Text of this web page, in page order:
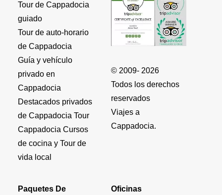
Tour de Cappadocia
guiado
Tour de auto-horario
de Cappadocia
Guía y vehículo
privado en
Cappadocia
Destacados privados
de Cappadocia Tour
Cappadocia Cursos
de cocina y Tour de
vida local
© 2009- 2026
Todos los derechos
reservados
Viajes a
Cappadocia.
Paquetes De
Oficinas